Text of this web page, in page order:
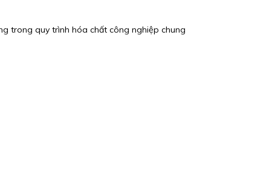
trong quy trình hóa chất công nghiệp chung